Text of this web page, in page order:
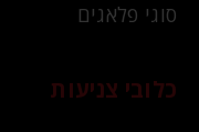
סוגי פלאגים
כלובי צניעות